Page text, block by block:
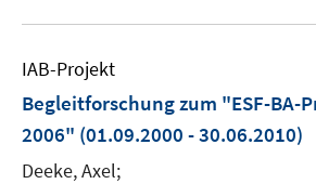
IAB-Projekt
Begleitforschung zum "ESF-BA-
2006" (01.09.2000 - 30.06.2010)
Deeke, Axel;